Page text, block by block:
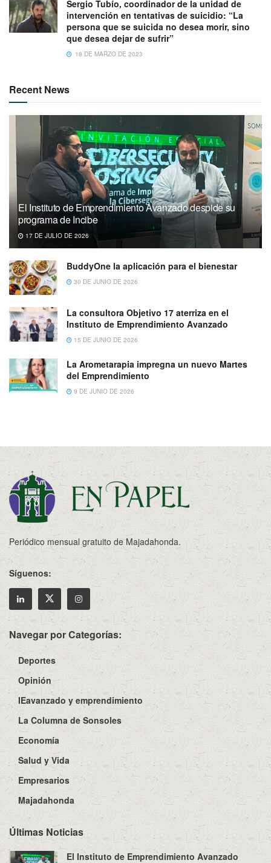
Sergio Tubío, coordinador de la unidad de
intervención en tentativas de suicidio: “La
persona que se suicida no desea morir, sino
que desea dejar de sufrir”
18 DE MARZO DE 2023
Recent News
El Instituto de Emprendimiento Avanzado despide su
programa de Incibe
17 DE JULIO DE 2026
BuddyOne la aplicación para el bienestar
30 DE JUNIO DE 2026
La consultora Objetivo 17 aterriza en el
Instituto de Emprendimiento Avanzado
15 DE JUNIO DE 2026
La Arometarapia impregna un nuevo Martes
del Emprendimiento
9 DE JUNIO DE 2026
Periódico mensual gratuito de Majadahonda.
Síguenos:
Navegar por Categorías:
Deportes
Opinión
IEavanzado y emprendimiento
La Columna de Sonsoles
Economía
Salud y Vida
Empresarios
Majadahonda
Últimas Noticias
El Instituto de Emprendimiento Avanzado